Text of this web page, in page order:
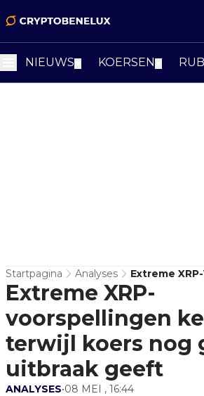
NIEUWS KOERSEN
Startpagina Analyses
Extreme
Keren Terug
Geen
Extreme XRP-
voorspellingen
terwijl koers nog
uitbraak geeft
ANALYSES•08 MEI , 16:44